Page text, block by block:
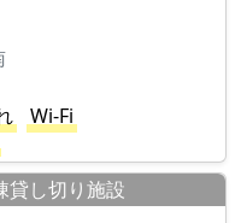
Wi-Fi
貸し切り施設